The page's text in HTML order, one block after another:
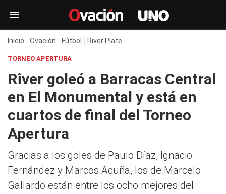
Inicio Ovación Fútbol River Plate
TORNEO APERTURA
River goleó a Barracas Central
en El Monumental y está en
cuartos de final del Torneo
Apertura
Gracias a los goles de Paulo Díaz, Ignacio
Fernández y Marcos Acuña, los de Marcelo
Gallardo están entre los ocho mejores del